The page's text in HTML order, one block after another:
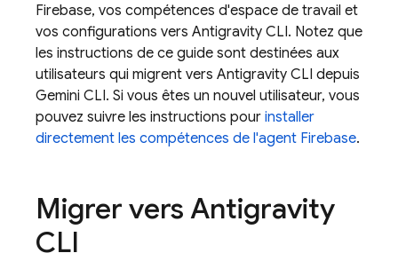
Firebase, vos compétences d'espace de travail et
vos configurations vers Antigravity CLI. Notez que
les instructions de ce guide sont destinées aux
utilisateurs qui migrent vers Antigravity CLI depuis
Gemini CLI. Si vous êtes un nouvel utilisateur, vous
pouvez suivre les instructions pour installer
directement les compétences de l'agent Firebase.
Migrer vers Antigravity
CLI